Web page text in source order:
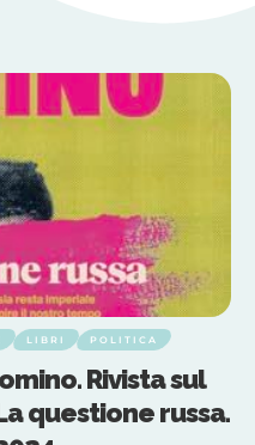
LIBRI POLITICA
Rivista sul
questione russa.